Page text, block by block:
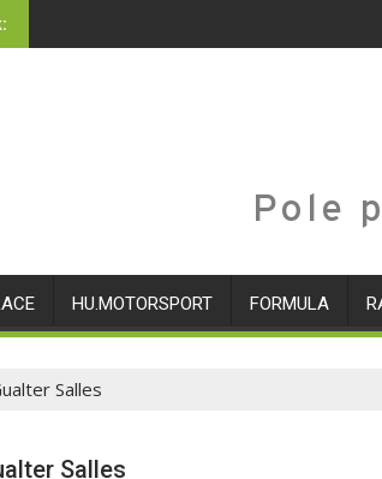
Pole
HU.MOTORSPORT FORMULA
Salles
Salles